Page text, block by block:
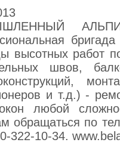
высотных работ
швов,
и т.д.) -
любой
обращаться по
322-10-34.